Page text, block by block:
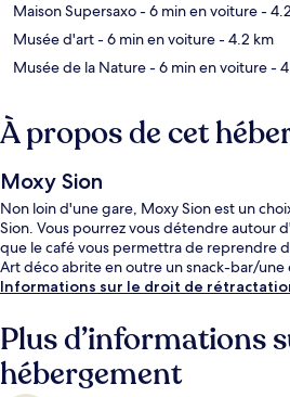
Maison Supersaxo- 6 min en voiture-
Musée d'art- 6 min en voiture- 4.2 km
Musée de la Nature- 6 min en voiture-
À propos de cet
Moxy Sion
Non loin d'une gare, Moxy Sion est un
Sion. Vous pourrez vous détendre autour
que le café vous permettra de reprendre
Art déco abrite en outre un snack-bar/
Informations sur le droit de
Plus d’informations
hébergement